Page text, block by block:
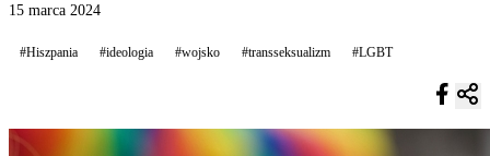
15 marca 2024
#Hiszpania #ideologia #wojsko #transseksualizm #LGBT